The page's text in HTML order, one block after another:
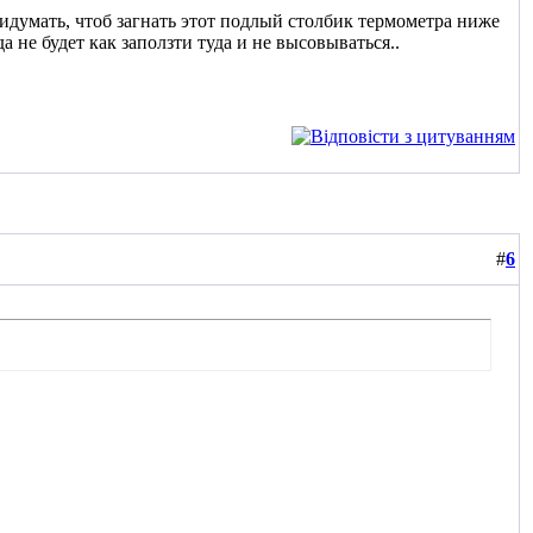
чтоб загнать этот подлый столбик термометра ниже
будет как заползти туда и не высовываться..
#6